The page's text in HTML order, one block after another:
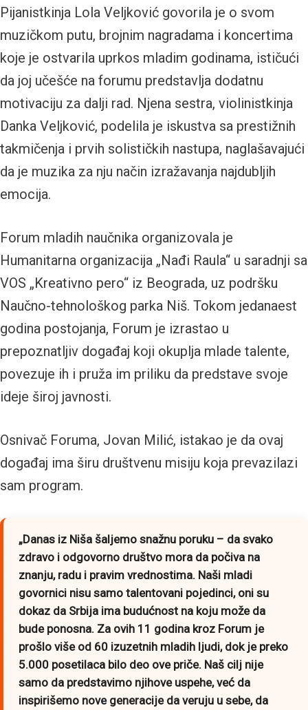
Pijanistkinja Lola Veljković govorila je o svom
muzičkom putu, brojnim nagradama i koncertima
koje je ostvarila uprkos mladim godinama, ističući
da joj učešće na forumu predstavlja dodatnu
motivaciju za dalji rad. Njena sestra, violinistkinja
Danka Veljković, podelila je iskustva sa prestižnih
takmičenja i prvih solističkih nastupa, naglašavajući
da je muzika za nju način izražavanja najdubljih
emocija.
Forum mladih naučnika organizovala je
Humanitarna organizacija „Nađi Raula“ u saradnji sa
VOS „Kreativno pero“ iz Beograda, uz podršku
Naučno-tehnološkog parka Niš. Tokom jedanaest
godina postojanja, Forum je izrastao u
prepoznatljiv događaj koji okuplja mlade talente,
povezuje ih i pruža im priliku da predstave svoje
ideje široj javnosti.
Osnivač Foruma, Jovan Milić, istakao je da ovaj
događaj ima širu društvenu misiju koja prevazilazi
sam program.
„Danas iz Niša šaljemo snažnu poruku – da svako
zdravo i odgovorno društvo mora da počiva na
znanju, radu i pravim vrednostima. Naši mladi
govornici nisu samo talentovani pojedinci, oni su
dokaz da Srbija ima budućnost na koju može da
bude ponosna. Za ovih 11 godina kroz Forum je
prošlo više od 60 izuzetnih mladih ljudi, dok je preko
5.000 posetilaca bilo deo ove priče. Naš cilj nije
samo da predstavimo njihove uspehe, već da
inspirišemo nove generacije da veruju u sebe, da